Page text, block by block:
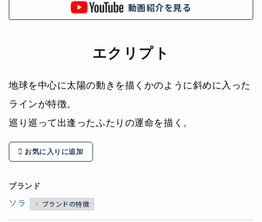
動画紹介を見る
エクリプト
地球を中心に太陽の動きを描くかのように斜めに入った
ラインが特徴。
巡り巡って出逢ったふたりの運命を描く。
お気に入りに追加
ブランド
ソラ ブランドの特徴